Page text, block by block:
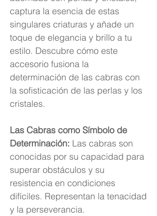
captura la esencia de estas
singulares criaturas y añade un
toque de elegancia y brillo a tu
estilo. Descubre cómo este
accesorio fusiona la
determinación de las cabras con
la sofisticación de las perlas y los
cristales.
Las Cabras como Símbolo de
Determinación: Las cabras son
conocidas por su capacidad para
superar obstáculos y su
resistencia en condiciones
difíciles. Representan la tenacidad
y la perseverancia.